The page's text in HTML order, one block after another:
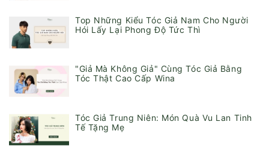
Top Những Kiểu Tóc Giả Nam Cho Người
Hói Lấy Lại Phong Độ Tức Thì
"Giả Mà Không Giả" Cùng Tóc Giả Bằng
Tóc Thật Cao Cấp Wina
Tóc Giả Trung Niên: Món Quà Vu Lan Tinh
Tế Tặng Mẹ